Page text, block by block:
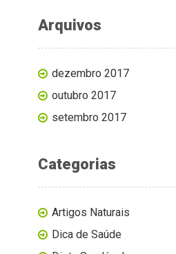
Arquivos
dezembro 2017
outubro 2017
setembro 2017
Categorias
Artigos Naturais
Dica de Saúde